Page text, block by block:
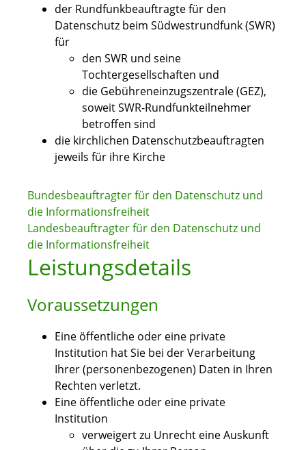
der Rundfunkbeauftragte für den
Datenschutz beim Südwestrundfunk (SWR)
für
den SWR und seine
Tochtergesellschaften und
die Gebühreneinzugszentrale (GEZ),
soweit SWR-Rundfunkteilnehmer
betroffen sind
die kirchlichen Datenschutzbeauftragten
jeweils für ihre Kirche
Bundesbeauftragter für den Datenschutz und
die Informationsfreiheit
Landesbeauftragter für den Datenschutz und
die Informationsfreiheit
Leistungsdetails
Voraussetzungen
Eine öffentliche oder eine private
Institution hat Sie bei der Verarbeitung
Ihrer (personenbezogenen) Daten in Ihren
Rechten verletzt.
Eine öffentliche oder eine private
Institution
verweigert zu Unrecht eine Auskunft